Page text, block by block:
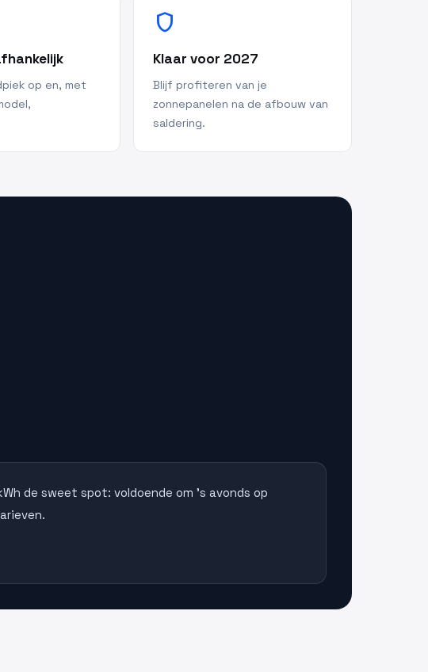
op en, met
shield
Klaar voor 2027
Blijf profiteren van je
zonnepanelen na de afbouw van
saldering.
de sweet spot: voldoende om 's avonds op